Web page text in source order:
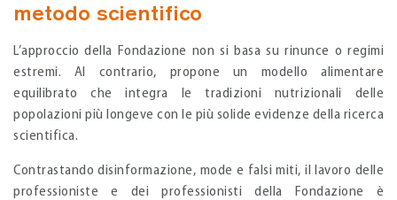
metodo scientifico
L’approccio della Fondazione non si basa su rinunce o regimi
estremi. Al contrario, propone un modello alimentare
equilibrato che integra le tradizioni nutrizionali delle
popolazioni più longeve con le più solide evidenze della ricerca
scientifica.
Contrastando disinformazione, mode e falsi miti, il lavoro delle
professioniste e dei professionisti della Fondazione è